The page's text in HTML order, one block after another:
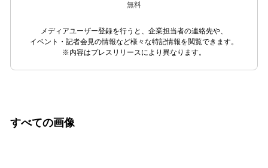
無料
メディアユーザー登録を行うと、企業担当者の連絡先や、
イベント・記者会見の情報など様々な特記情報を閲覧できます。
※内容はプレスリリースにより異なります。
すべての画像